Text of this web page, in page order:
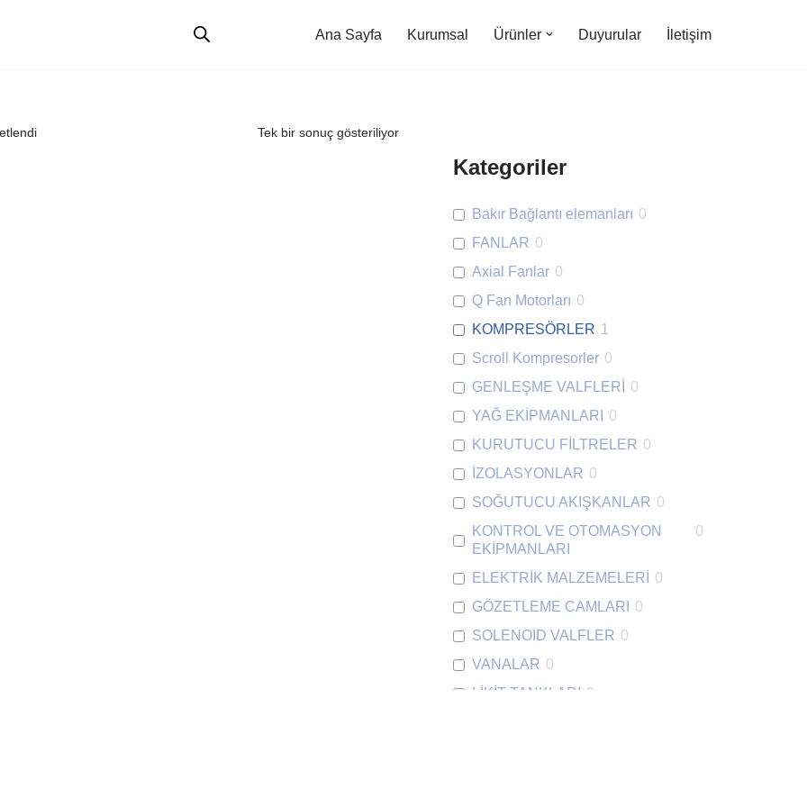
Ana Sayfa Kurumsal Ürünler Duyurular İletişim
Tek bir sonuç gösteriliyor
Kategoriler
Bakır Bağlantı elemanları 0
FANLAR 0
Axial Fanlar 0
Q Fan Motorları 0
KOMPRESÖRLER 1
Scroll Kompresorler 0
GENLEŞME VALFLERİ
0
YAĞ EKİPMANLARI
0
KURUTUCU FİLTRELER 0
İZOLASYONLAR 0
SOĞUTUCU AKIŞKANLAR 0
KONTROL VE OTOMASYON
EKİPMANLARI
0
ELEKTRİK MALZEMELERİ
0
GÖZETLEME CAMLARI
0
SOLENOID VALFLER 0
VANALAR 0
LİKİT TANKLARI 0